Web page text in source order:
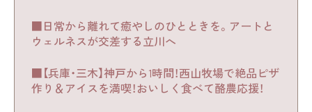
■日常から離れて癒やしのひとときを。アートと
ウェルネスが交差する立川へ
■【兵庫・三木】神戸から1時間！西山牧場で絶品ピザ
作り＆アイスを満喫！おいしく食べて酪農応援！